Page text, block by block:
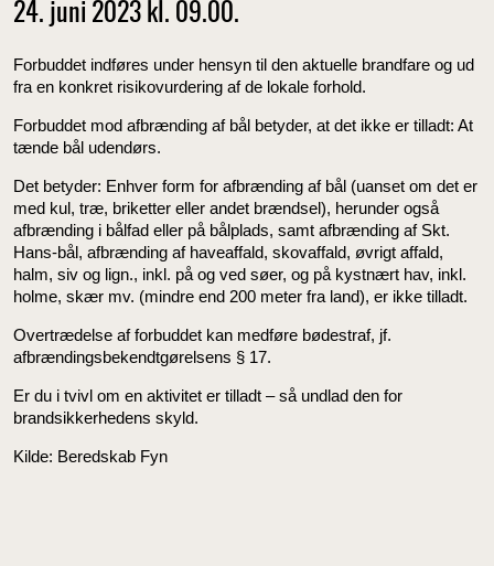
24. juni 2023 kl. 09.00.
Forbuddet indføres under hensyn til den aktuelle brandfare og ud
fra en konkret risikovurdering af de lokale forhold.
Forbuddet mod afbrænding af bål betyder, at det ikke er tilladt: At
tænde bål udendørs.
Det betyder: Enhver form for afbrænding af bål (uanset om det er
med kul, træ, briketter eller andet brændsel), herunder også
afbrænding i bålfad eller på bålplads, samt afbrænding af Skt.
Hans-bål, afbrænding af haveaffald, skovaffald, øvrigt affald,
halm, siv og lign., inkl. på og ved søer, og på kystnært hav, inkl.
holme, skær mv. (mindre end 200 meter fra land), er ikke tilladt.
Overtrædelse af forbuddet kan medføre bødestraf, jf.
afbrændingsbekendtgørelsens § 17.
Er du i tvivl om en aktivitet er tilladt – så undlad den for
brandsikkerhedens skyld.
Kilde: Beredskab Fyn